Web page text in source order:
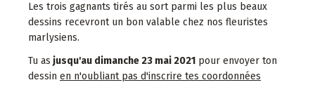
Les trois gagnants tirés au sort parmi les plus beaux
dessins recevront un bon valable chez nos fleuristes
marlysiens.
Tu as jusqu'au dimanche 23 mai 2021 pour envoyer ton
dessin en n'oubliant pas d'inscrire tes coordonnées